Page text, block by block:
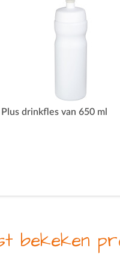
drinkfles van 650 ml
bekeken